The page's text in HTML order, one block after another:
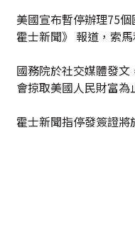
美國宣布暫停辦理75
霍士新聞》 報道，索
國務院於社交媒體發
會掠取美國人民財富為
霍士新聞指停發簽證